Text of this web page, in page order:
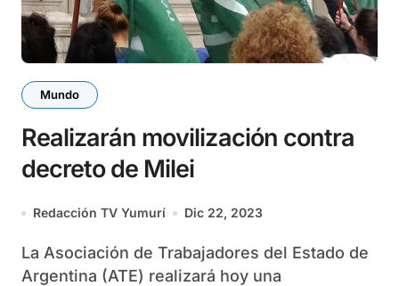
Mundo
Realizarán movilización contra
decreto de Milei
Redacción TV Yumurí Dic 22, 2023
La Asociación de Trabajadores del Estado de
Argentina (ATE) realizará hoy una